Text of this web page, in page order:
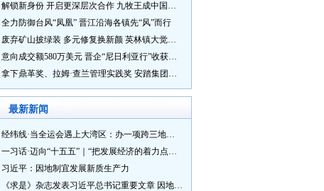
解锁新身份 开启更深层次合作 九牧王成中国奥委会官方赞助商
全力防御台风“凤凰” 晋江沿海各镇先“风”而行
废弃矿山披绿装 多元修复换新颜 英林镇大觉山片区废弃矿山生态修复项目通过验收
意向成交额580万美元 晋企“尼日利亚行”收获满满
拿下鼎革奖、拉姆·查兰管理实践奖 安踏集团获企业管理权威奖项
最新新闻
经纬线·当全运会遇上大湾区：办一项跨三地的赛事有多硬核？
一习话·迈向“十五五”｜“把发展经济的着力点放在实体经济上”
习近平：因地制宜发展新质生产力
《求是》杂志发表习近平总书记重要文章 因地制宜发展新质生产力